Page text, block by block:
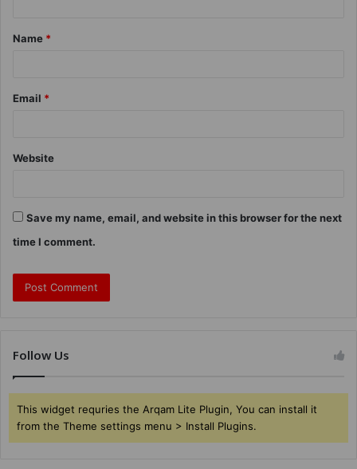
Name *
Email *
Website
Save my name, email, and website in this browser for the next
time I comment.
Follow Us
This widget requries the Arqam Lite Plugin, You can install it
from the Theme settings menu > Install Plugins.